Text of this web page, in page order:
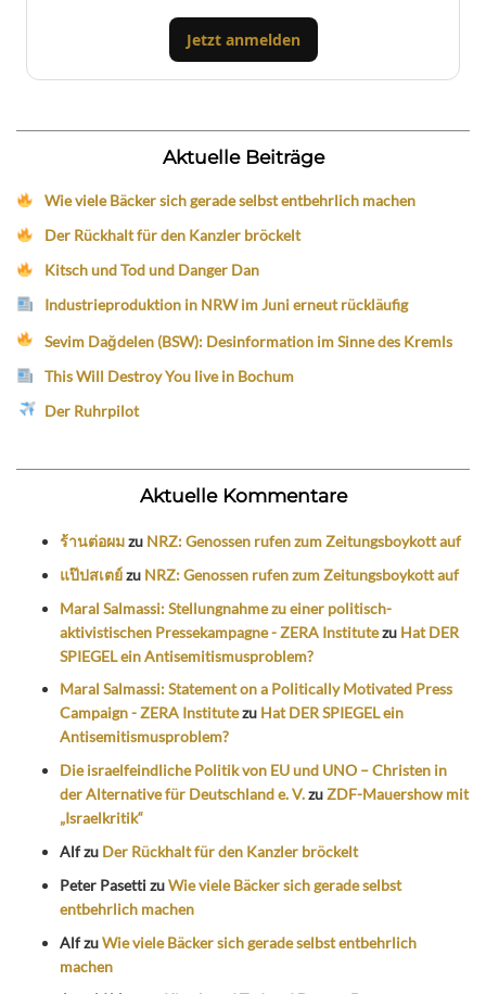
Jetzt anmelden
Aktuelle Beiträge
Wie viele Bäcker sich gerade selbst entbehrlich machen
Der Rückhalt für den Kanzler bröckelt
Kitsch und Tod und Danger Dan
Industrieproduktion in NRW im Juni erneut rückläufig
Sevim Dağdelen (BSW): Desinformation im Sinne des Kremls
This Will Destroy You live in Bochum
Der Ruhrpilot
Aktuelle Kommentare
ร้านต่อผมzu NRZ: Genossen rufen zum Zeitungsboykott auf
แป๊ปสเตย์zu NRZ: Genossen rufen zum Zeitungsboykott auf
Maral Salmassi: Stellungnahme zu einer politisch-
aktivistischen Pressekampagne - ZERA Institutezu Hat DER
SPIEGEL ein Antisemitismusproblem?
Maral Salmassi: Statement on a Politically Motivated Press
Campaign - ZERA Institutezu Hat DER SPIEGEL ein
Antisemitismusproblem?
Die israelfeindliche Politik von EU und UNO – Christen in
der Alternative für Deutschland e. V.zuZDF-Mauershow mit
„Israelkritik“
Alfzu Der Rückhalt für den Kanzler bröckelt
Peter PasettizuWie viele Bäcker sich gerade selbst
entbehrlich machen
AlfzuWie viele Bäcker sich gerade selbst entbehrlich
machen